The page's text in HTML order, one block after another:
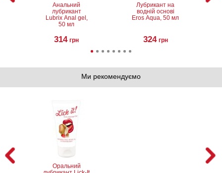
Анальний
лубрикант
Lubrix Anal gel,
50 мл
314 грн
Лубрикант на
водній основі
Eros Aqua, 50 мл
324 грн
Анальний
лубрикант на
водній основі
267 грн
Ми рекомендуємо
Оральний